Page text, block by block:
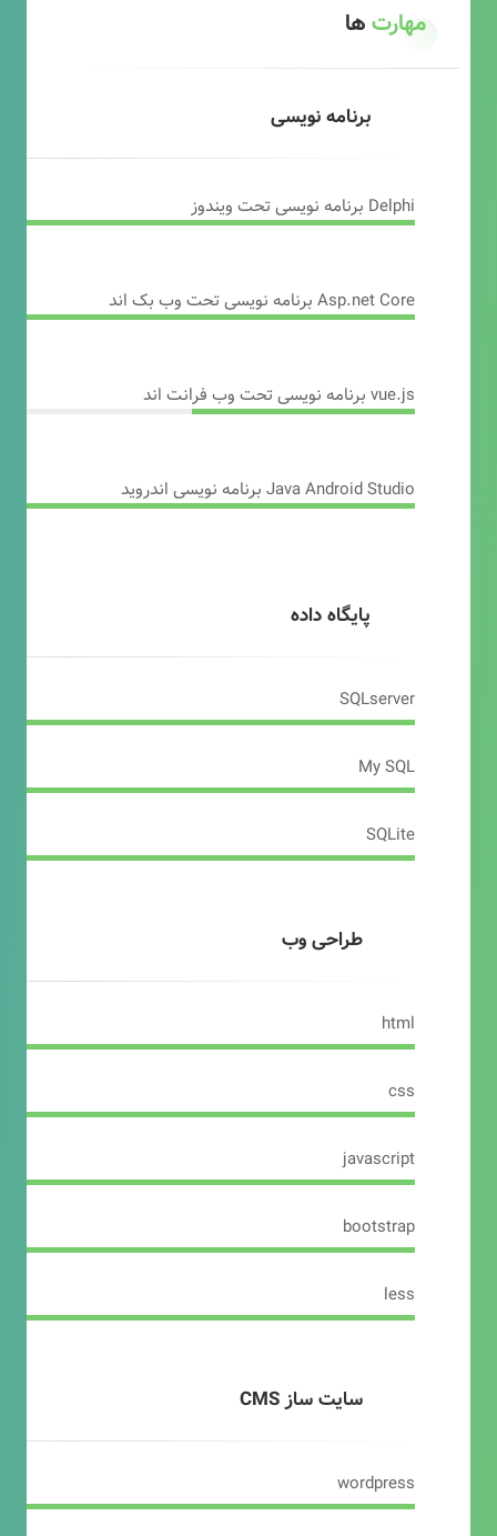
مهارتها
برنامه نویسی
Delphi برنامه نویسی تحت ویندوز
Asp.net Core برنامه نویسی تحت وب بک اند
vue.js برنامه نویسی تحت وب فرانت اند
Java Android Studio برنامه نویسی اندروید
پایگاه داده
SQLserver
My SQL
SQLite
طراحی وب
html
css
javascript
bootstrap
less
سایت ساز CMS
wordpress